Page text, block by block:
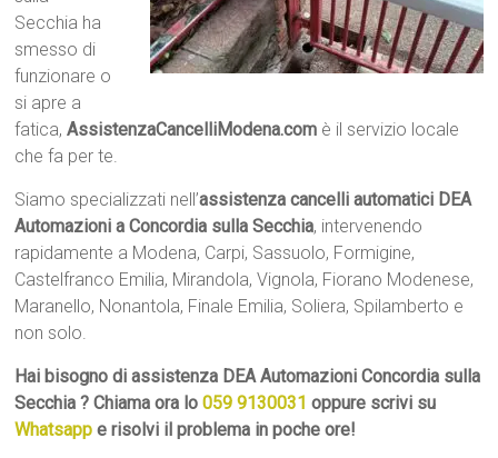
Secchia ha
smesso di
funzionare o
si apre a
fatica,AssistenzaCancelliModena.com è il servizio locale
che fa per te.
Siamo specializzati nell’assistenza cancelli automatici DEA
Automazioni a Concordia sulla Secchia, intervenendo
rapidamente a Modena, Carpi, Sassuolo, Formigine,
Castelfranco Emilia, Mirandola, Vignola, Fiorano Modenese,
Maranello, Nonantola, Finale Emilia, Soliera, Spilamberto e
non solo.
Hai bisogno di assistenza DEA Automazioni Concordia sulla
Secchia ? Chiama ora lo059 9130031 oppure scrivi su
Whatsapp e risolvi il problema in poche ore!